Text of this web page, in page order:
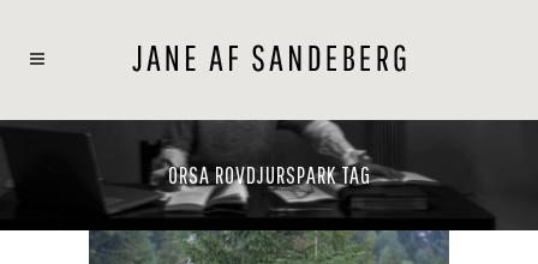
ORSA ROVDJURSPARK TAG